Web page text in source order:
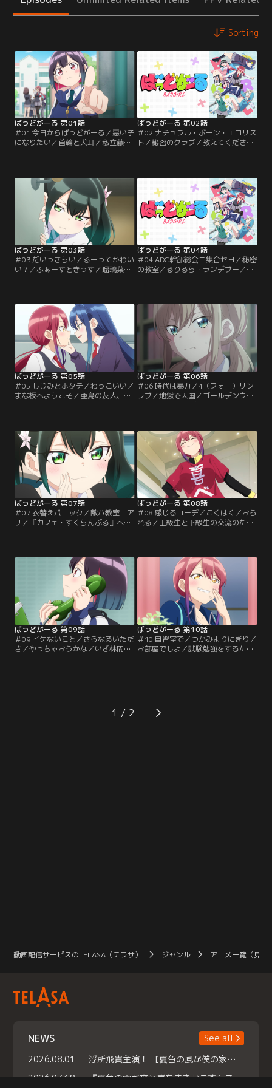
Sorting
ばっどがーる 第01話
＃01 今日からばっどがーる／悪い子
になりたい／首輪と犬耳／私立藤ヶ
風紀委員長、水鳥亜鳥の気を引きた
い優は、不良の中の不良を目指し
て“ばっどがーる”に生まれ変わるこ
とを決意する！ 通学中のバスで、偶
然亜鳥と乗り合わせてしまい狼狽え
る優。【提供：バンダイチャンネ
ばっどがーる 第02話
＃02 ナチュラル・ボーン・エロリス
ト／秘密のクラブ／教えてください
にアピールしようともくろむが、園
児たちの自由奔放さにたじたじとな
る。亜鳥に心配されて浮かれる優だ
ったが、『ADC（亜鳥様大好きクラ
ブ）』の一員、小毬まりあに危険因
子とみなされ…。【提供：バンダイ
チャンネル】
ばっどがーる 第03話
＃03 だいっきらい／るーってかわい
い？／ふぁーすときっす／瑠璃葉る
かけてきた優を自分のファンだと思
い、握手してあげようとするるら。
しかし、亜鳥のことしか頭にない優
は、握手どころか可愛いとも言って
くれない。生まれて初めての屈辱を
味わったるらは…。【提供：バンダ
イチャンネル】
ばっどがーる 第04話
＃04 ADC幹部総会ニ集合セヨ／秘密
の教室／るりるら・ランデブー／今
たが、程なくしてその教室から出て
くる。去り際の亜鳥が発した言葉を
不思議に感じた優が中に入ってみる
と、ホワイトボードには、亜鳥が残
したと思われる“啓示”が存在してい
た。【提供：バンダイチャンネル】
ばっどがーる 第05話
＃05 しじみとホタテ／わっこいい／
まな板へようこそ／亜鳥の友人、図
れた一面があった…。亜鳥相手にコ
ヒュる優に関心を抱いた清。図書委
員長の立場を利用して優が興味あり
そうな本を調べ、言葉巧みに優を人
気のない図書室に連れ込み…。【提
供：バンダイチャンネル】
ばっどがーる 第06話
＃06 時代は暴力／4（フォー）リン
ラブ／地獄で天国／ゴールデンウィ
れ、さらにショックを受ける。居て
も立っても居られない優は、涼と一
緒に遊園地に乗り込み、警備という
名のストーキングを敢行する
が、“大切な人”とイチャイチャする
亜鳥を見て凹んでしまう。【提供：
バンダイチャンネル】
ばっどがーる 第07話
＃07 衣替えパニック／敵ハ教室ニア
リ／『カフェ・すくらんぶる』へよ
のたび教室を出て行く水花に同類の
予感を抱いた優が理由を尋ねると、
休憩中は姉の様子を見に行ってると
言い、「私のは警備です！！」と、
ストーカーの常套句を並べる水花。
放課後…。【提供：バンダイチャン
ネル】
ばっどがーる 第08話
＃08 感じるコーデ／こくはく／おら
れる／上級生と下級生の交流のため
が参加したくなるような方法を模索
する。準備万端、亜鳥を誘うチャン
スが訪れるも、途端に日和る優。な
んとか亜鳥と参加できることになる
が、行きのバスが涼と別々になり早
速窮地に立たされてしまう。【提
供：バンダイチャンネル】
ばっどがーる 第09話
＃09 イケないこと／さらなるいただ
き／やっちゃおうかな／いざ林間学
ることに。公衆電話から連絡を試み
るも、涼も水花も電話に出ない。ヒ
ばっどがーる 第10話
＃10 自習室で／つかみよりにぎり／
お部屋でしよ／試験勉強をするため
停電し校内は闇に包まれてしまう。
雷鳴に驚き腰を抜かした清に肩を貸
1
動画配信サービスのTELASA（テラサ） ジャンル アニメ一覧（見放
NEWS
See all
2026.08.01
浮所飛貴主演！ 【夏色の風が僕の家にやってきた】 本日よりテラサで独占配信スタート！
2026.07.18
『夏色の雲が恋と嵐をまきおこす』スペシャルメイキング 【Part1】2026年７月18日（土）23時30分～配信スタート！話題のシーンの裏側を大公開！豪華キャスト大集合！ 『武宮家 真夏の家族会議』開催！